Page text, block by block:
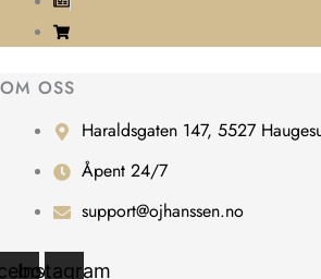
OM OSS
Haraldsgaten 147, 5527
Åpent 24/7
support@ojhanssen.no
Instagram